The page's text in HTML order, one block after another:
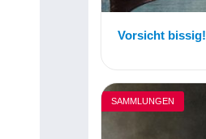
Vorsicht bissig!
SAMMLUNGEN